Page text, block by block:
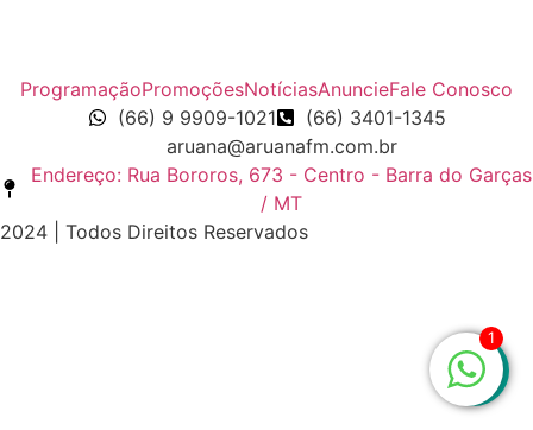
ProgramaçãoPromoçõesNotíciasAnuncieFale Conosco
(66) 9 9909-1021
(66) 3401-1345
aruana@aruanafm.com.br
Endereço: Rua Bororos, 673 - Centro - Barra do Garças
/ MT
2024 | Todos Direitos Reservados
1